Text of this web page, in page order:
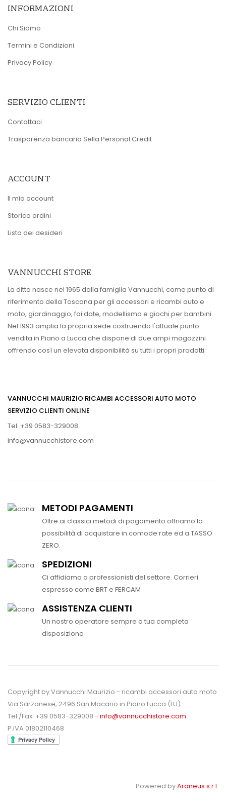
INFORMAZIONI
Chi Siamo
Termini e Condizioni
Privacy Policy
SERVIZIO CLIENTI
Contattaci
Trasparenza bancaria Sella Personal Credit
ACCOUNT
Il mio account
Storico ordini
Lista dei desideri
VANNUCCHI STORE
La ditta nasce nel 1965 dalla famiglia Vannucchi, come punto di
riferimento della Toscana per gli accessori e ricambi auto e
moto, giardinaggio, fai date, modellismo e giochi per bambini.
Nel 1993 amplia la propria sede costruendo l'attuale punto
vendita in Piano a Lucca che dispone di due ampi magazzini
offrendo così un elevata disponibilità su tutti i propri prodotti.
VANNUCCHI MAURIZIO RICAMBI ACCESSORI AUTO MOTO
SERVIZIO CLIENTI ONLINE
Tel. +39 0583-329008
info@vannucchistore.com
METODI PAGAMENTI
Oltre ai classici metodi di pagamento offriamo la
possibilità di acquistare in comode rate ed a TASSO
ZERO.
SPEDIZIONI
Ci affidiamo a professionisti del settore. Corrieri
espresso come BRT e FERCAM
ASSISTENZA CLIENTI
Un nostro operatore sempre a tua completa
disposizione
Copyright by Vannucchi Maurizio - ricambi accessori auto moto
Via Sarzanese, 2496 San Macario in Piano Lucca (LU)
Tel./Fax. +39 0583-329008 - info@vannucchistore.com
P.IVA 01802110468
Powered byAraneus s.r.l.